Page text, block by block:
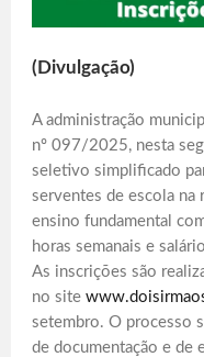
(Divulgação)
A administração
nº 097/2025, nesta
seletivo simplificado
serventes de escola na
ensino fundamental
horas semanais e
As inscrições são
no site
setembro. O processo
de documentação e de